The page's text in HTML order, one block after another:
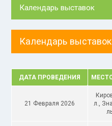
Календарь выставок
Календарь
ДАТА ПРОВЕДЕНИЯ
21 Февраля 2026
л.,